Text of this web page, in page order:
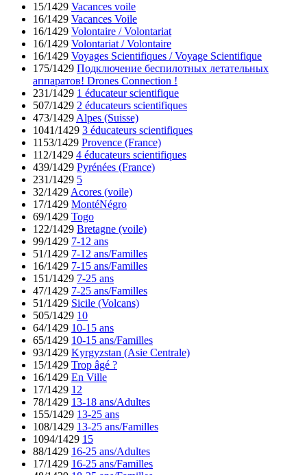
15/1429 Vacances voile
16/1429 Vacances Voile
16/1429 Volontaire / Volontariat
16/1429 Volontariat / Volontaire
16/1429 Voyages Scientifiques / Voyage Scientifique
175/1429 Подключение беспилотных летательных
аппаратов! Drones Connection !
231/1429 1 éducateur scientifique
507/1429 2 éducateurs scientifiques
473/1429 Alpes (Suisse)
1041/1429 3 éducateurs scientifiques
1153/1429 Provence (France)
112/1429 4 éducateurs scientifiques
439/1429 Pyrénées (France)
231/1429 5
32/1429 Acores (voile)
17/1429 MontéNégro
69/1429 Togo
122/1429 Bretagne (voile)
99/1429 7-12 ans
51/1429 7-12 ans/Familles
16/1429 7-15 ans/Familles
151/1429 7-25 ans
47/1429 7-25 ans/Familles
51/1429 Sicile (Volcans)
505/1429 10
64/1429 10-15 ans
65/1429 10-15 ans/Familles
93/1429 Kyrgyzstan (Asie Centrale)
15/1429 Trop âgé ?
16/1429 En Ville
17/1429 12
78/1429 13-18 ans/Adultes
155/1429 13-25 ans
108/1429 13-25 ans/Familles
1094/1429 15
88/1429 16-25 ans/Adultes
17/1429 16-25 ans/Familles